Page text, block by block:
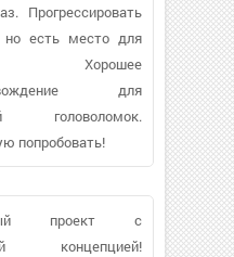
Прогрессировать
но есть место для
Хорошее
для
головоломок.
попробовать!
проект с
концепцией!